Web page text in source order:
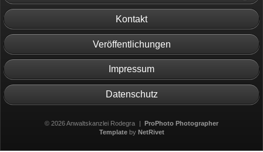
Kontakt
Veröffentlichungen
Impressum
Datenschutz
© 2026 Anwaltskanzlei Rodegra | ProPhoto Photographer
Templateby NetRivet